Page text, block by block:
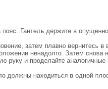
Гантель держите в
затем плавно вернитесь
ненадолго. Затем снова
руку и проделайте
должны находиться в одной